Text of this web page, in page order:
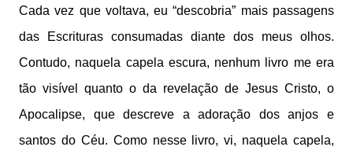
Cada vez que voltava, eu “descobria” mais passagens
das Escrituras consumadas diante dos meus olhos.
Contudo, naquela capela escura, nenhum livro me era
tão visível quanto o da revelação de Jesus Cristo, o
Apocalipse, que descreve a adoração dos anjos e
santos do Céu. Como nesse livro, vi, naquela capela,